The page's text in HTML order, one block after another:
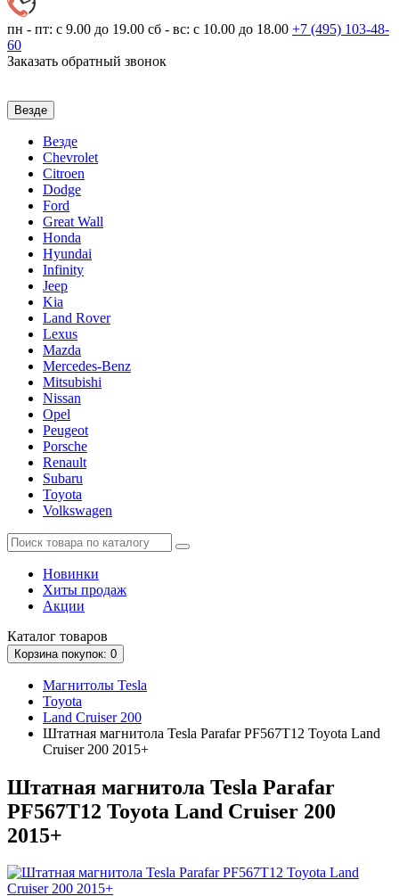
пн - пт: с 9.00 до 19.00 сб - вс: с 10.00 до 18.00 +7 (495) 103-48-
60
Заказать обратный звонок
Везде
Везде
Chevrolet
Citroen
Dodge
Ford
Great Wall
Honda
Hyundai
Infinity
Jeep
Kia
Land Rover
Lexus
Mazda
Mercedes-Benz
Mitsubishi
Nissan
Opel
Peugeot
Porsche
Renault
Subaru
Toyota
Volkswagen
Новинки
Хиты продаж
Акции
Каталог товаров
Корзина покупок: 0
Магнитолы Tesla
Toyota
Land Cruiser 200
Штатная магнитола Tesla Parafar PF567T12 Toyota Land
Cruiser 200 2015+
Штатная магнитола Tesla Parafar
PF567T12 Toyota Land Cruiser 200
2015+